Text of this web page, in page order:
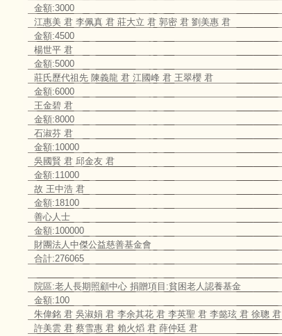
金額:3000
江惠美 君 李佩真 君 莊大立 君 郭密 君 劉美惠 君
金額:4500
楊世平 君
金額:5000
莊氏歷代祖先 陳義龍 君 江國峰 君 王翠櫻 君
金額:6000
王金碧 君
金額:8000
石淑芬 君
金額:10000
吳國賢 君 邱金友 君
金額:11000
故 王中浩 君
金額:18100
善心人士
金額:100000
財團法人中傑公益慈善基金會
合計:276065
院區:老人長期照顧中心 捐贈項目:貧困老人認養基金
金額:100
朱偉銘 君 吳淑娟 君 李余其花 君 李英聖 君 李懿玹 君 徐聰 君
許美雲 君 蔡雪惠 君 賴火熖 君 薛仲廷 君